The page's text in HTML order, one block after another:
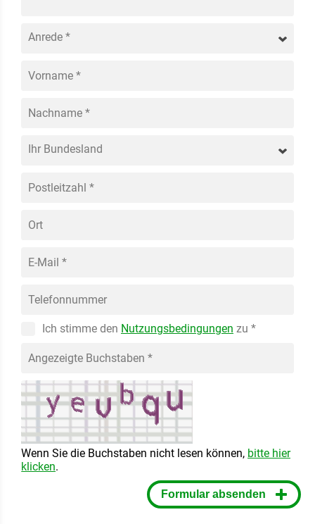
Vorname *
Nachname *
Postleitzahl *
Ort
E-Mail *
Telefonnummer
Ich stimme den Nutzungsbedingungen zu *
Angezeigte Buchstaben *
Wenn Sie die Buchstaben nicht lesen können, bitte hier
klicken.
Formular absenden